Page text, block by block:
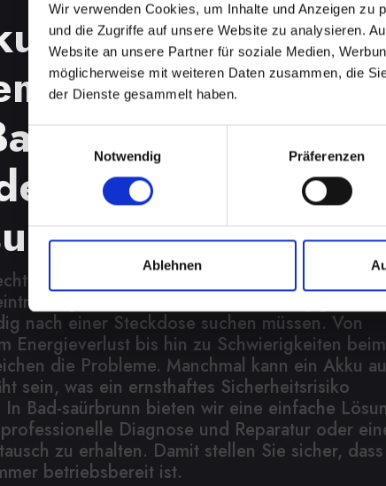
Wir verwenden Cookies, um Inhalte und Anzeigen zu
und die Zugriffe auf unsere Website zu analysieren.
Website an unsere Partner für soziale Medien,
möglicherweise mit weiteren Daten zusammen, die
der Dienste gesammelt haben.
Einwilligungsauswahl
Notwendig
Präferenzen
Ablehnen
bei
IPHONE-12-
saürbrunn?
Sie jetzt eine
funktionierender Akku in Ihrem IPHONE-12-
Ihre Mobilität und Unabhängigkeit,
nach einer Steckdose suchen müssen. Von
Energieverlust bis hin zu Schwierigkeiten beim
die Probleme. Manchmal kann ein Akku
sein, was ein ernsthaftes Sicherheitsrisiko
Bad-saürbrunn bieten wir eine einfache
Diagnose und Reparatur oder
zu erhalten. Damit stellen Sie sicher,
betriebsbereit ist.